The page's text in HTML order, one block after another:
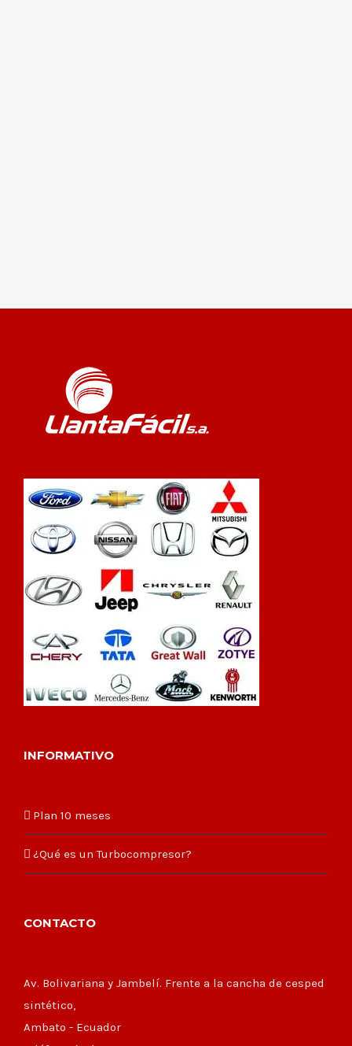
INFORMATIVO
Plan 10 meses
¿Qué es un Turbocompresor?
CONTACTO
Av. Bolivariana y Jambelí. Frente a la cancha de cesped
sintético,
Ambato - Ecuador